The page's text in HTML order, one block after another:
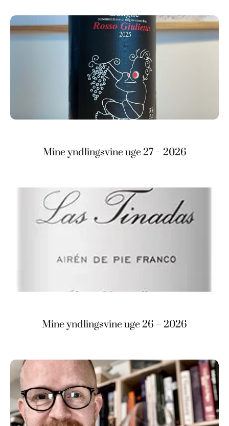
Mine yndlingsvine uge 27 – 2026
Mine yndlingsvine uge 26 – 2026